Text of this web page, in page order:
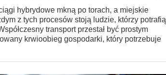
hybrydowe mkną po torach, a miejskie
z tych procesów stoją ludzie, którzy potrafią
transport przestał być prostym
krwioobieg gospodarki, który potrzebuje